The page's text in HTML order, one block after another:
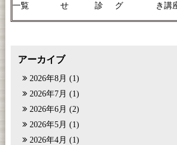
一覧
診
き講
グ
せ
アーカイブ
2026年8月 (1)
2026年7月 (1)
2026年6月 (2)
2026年5月 (1)
2026年4月 (1)